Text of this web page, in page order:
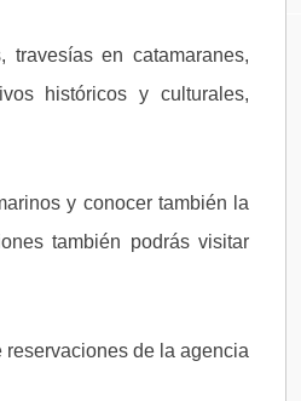
en catamaranes,
históricos y culturales,
y conocer también la
también podrás visitar
de la agencia